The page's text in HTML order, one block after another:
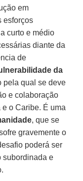
em
esforços
curto e médio
diante da
de
da
pela qual se deve
e colaboração
o Caribe. É uma
, que se
gravemente o
poderá ser
subordinada e